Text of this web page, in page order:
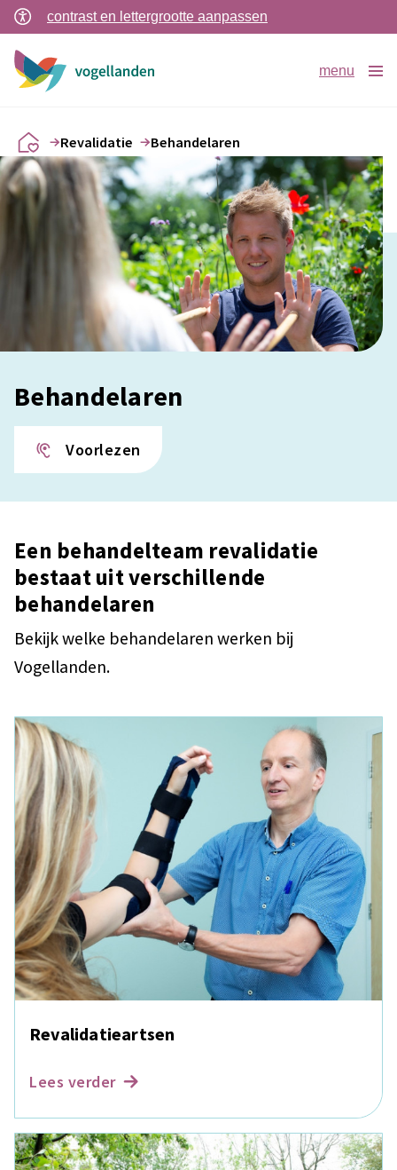
contrast en lettergrootte aanpassen
menu
Revalidatie Behandelaren
Behandelaren
Voorlezen
Een behandelteam revalidatie
bestaat uit verschillende
behandelaren
Bekijk welke behandelaren werken bij
Vogellanden.
Revalidatieartsen
Lees verder